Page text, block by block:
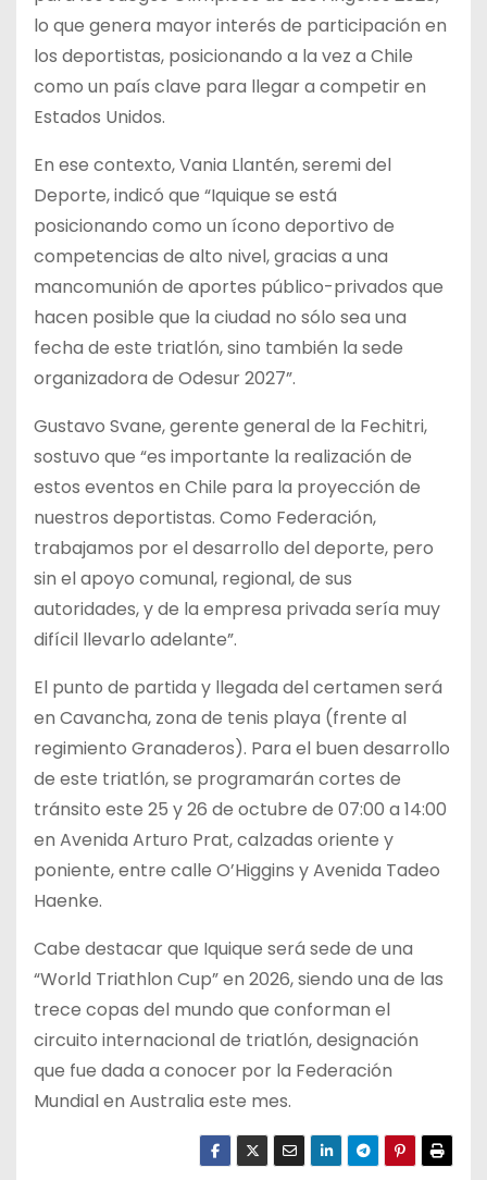
lo que genera mayor interés de participación en
los deportistas, posicionando a la vez a Chile
como un país clave para llegar a competir en
Estados Unidos.
En ese contexto, Vania Llantén, seremi del
Deporte, indicó que “Iquique se está
posicionando como un ícono deportivo de
competencias de alto nivel, gracias a una
mancomunión de aportes público-privados que
hacen posible que la ciudad no sólo sea una
fecha de este triatlón, sino también la sede
organizadora de Odesur 2027”.
Gustavo Svane, gerente general de la Fechitri,
sostuvo que “es importante la realización de
estos eventos en Chile para la proyección de
nuestros deportistas. Como Federación,
trabajamos por el desarrollo del deporte, pero
sin el apoyo comunal, regional, de sus
autoridades, y de la empresa privada sería muy
difícil llevarlo adelante”.
El punto de partida y llegada del certamen será
en Cavancha, zona de tenis playa (frente al
regimiento Granaderos). Para el buen desarrollo
de este triatlón, se programarán cortes de
tránsito este 25 y 26 de octubre de 07:00 a 14:00
en Avenida Arturo Prat, calzadas oriente y
poniente, entre calle O’Higgins y Avenida Tadeo
Haenke.
Cabe destacar que Iquique será sede de una
“World Triathlon Cup” en 2026, siendo una de las
trece copas del mundo que conforman el
circuito internacional de triatlón, designación
que fue dada a conocer por la Federación
Mundial en Australia este mes.